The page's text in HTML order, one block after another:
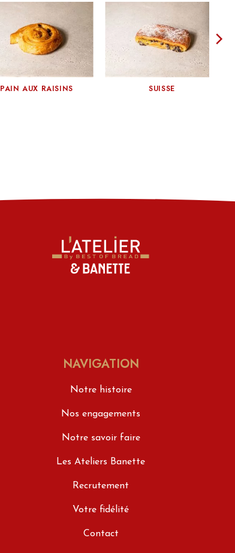
PAIN AUX RAISINS SUISSE
NAVIGATION
Notre histoire
Nos engagements
Notre savoir faire
Les Ateliers Banette
Recrutement
Votre fidélité
Contact